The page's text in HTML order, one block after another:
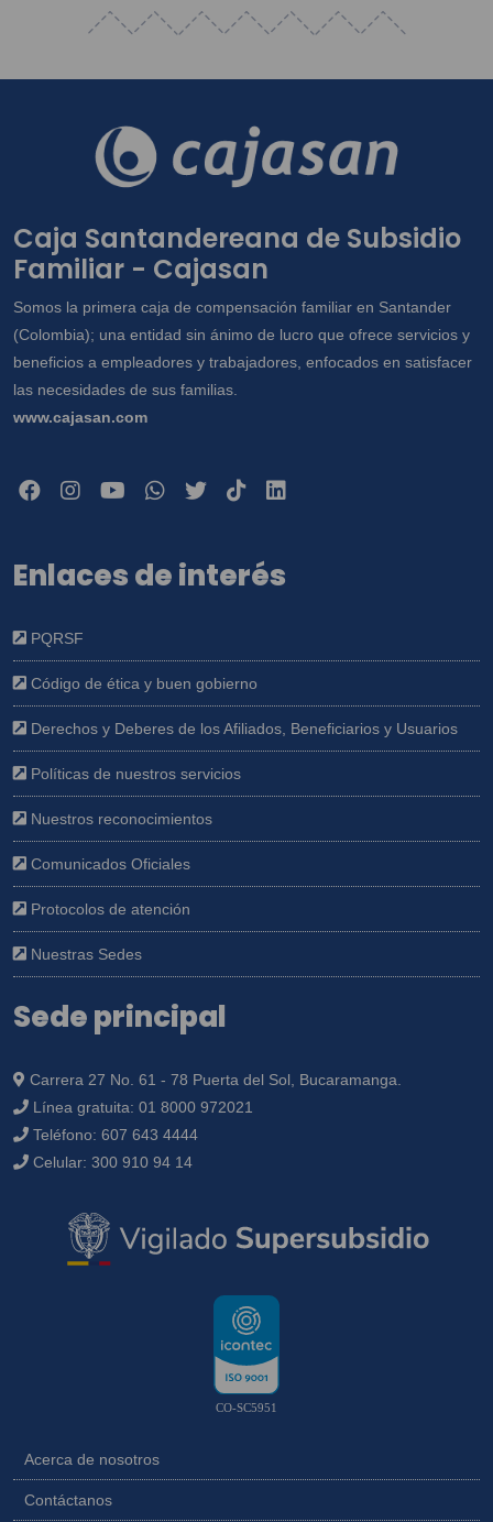
Caja Santandereana de Subsidio
Familiar - Cajasan
Somos la primera caja de compensación familiar en Santander
(Colombia); una entidad sin ánimo de lucro que ofrece servicios y
beneficios a empleadores y trabajadores, enfocados en satisfacer
las necesidades de sus familias.
www.cajasan.com
Enlaces de interés
PQRSF
Código de ética y buen gobierno
Derechos y Deberes de los Afiliados, Beneficiarios y Usuarios
Políticas de nuestros servicios
Nuestros reconocimientos
Comunicados Oficiales
Protocolos de atención
Nuestras Sedes
Sede principal
Carrera 27 No. 61 - 78 Puerta del Sol, Bucaramanga.
Línea gratuita: 01 8000 972021
Teléfono: 607 643 4444
Celular: 300 910 94 14
CO-SC5951
Acerca de nosotros
Contáctanos